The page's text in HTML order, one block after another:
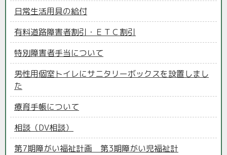
日常生活用具の給付
有料道路障害者割引・ＥＴＣ割引
特別障害者手当について
男性用個室トイレにサニタリーボックスを設置しまし
た
療育手帳について
相談（DV相談）
第7期障がい福祉計画 第3期障がい児福祉計